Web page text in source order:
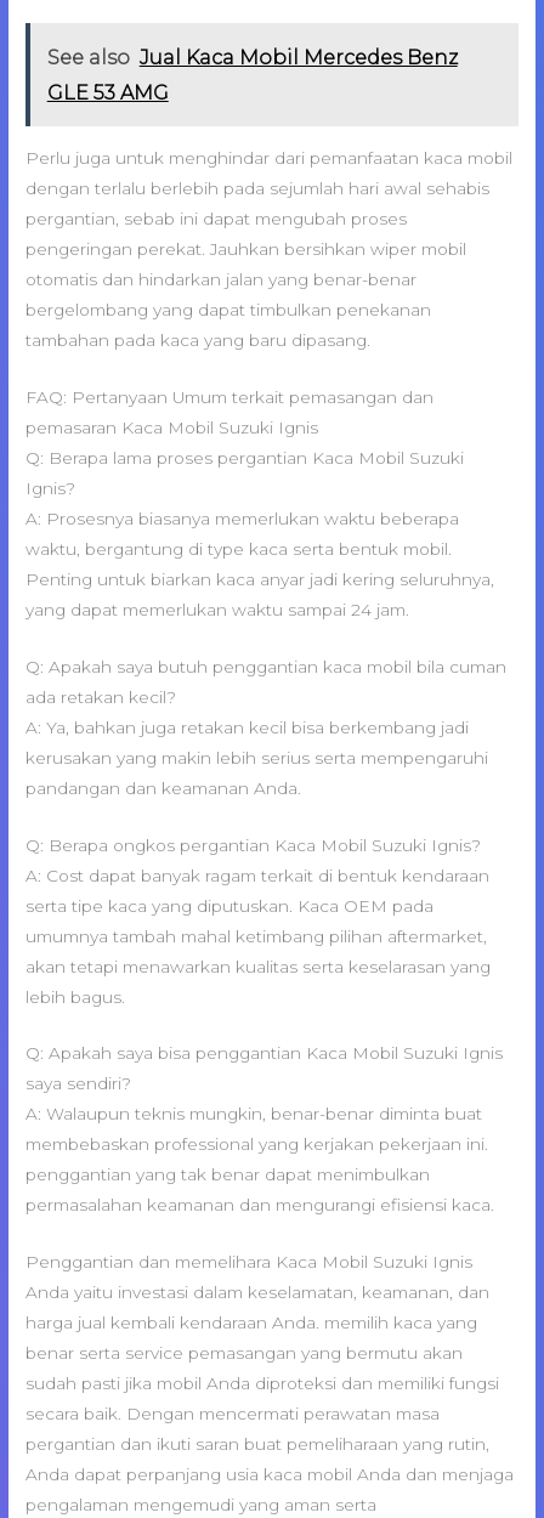
See also Jual Kaca Mobil Mercedes Benz
GLE 53 AMG
Perlu juga untuk menghindar dari pemanfaatan kaca mobil
dengan terlalu berlebih pada sejumlah hari awal sehabis
pergantian, sebab ini dapat mengubah proses
pengeringan perekat. Jauhkan bersihkan wiper mobil
otomatis dan hindarkan jalan yang benar-benar
bergelombang yang dapat timbulkan penekanan
tambahan pada kaca yang baru dipasang.
FAQ: Pertanyaan Umum terkait pemasangan dan
pemasaran Kaca Mobil Suzuki Ignis
Q: Berapa lama proses pergantian Kaca Mobil Suzuki
Ignis?
A: Prosesnya biasanya memerlukan waktu beberapa
waktu, bergantung di type kaca serta bentuk mobil.
Penting untuk biarkan kaca anyar jadi kering seluruhnya,
yang dapat memerlukan waktu sampai 24 jam.
Q: Apakah saya butuh penggantian kaca mobil bila cuman
ada retakan kecil?
A: Ya, bahkan juga retakan kecil bisa berkembang jadi
kerusakan yang makin lebih serius serta mempengaruhi
pandangan dan keamanan Anda.
Q: Berapa ongkos pergantian Kaca Mobil Suzuki Ignis?
A: Cost dapat banyak ragam terkait di bentuk kendaraan
serta tipe kaca yang diputuskan. Kaca OEM pada
umumnya tambah mahal ketimbang pilihan aftermarket,
akan tetapi menawarkan kualitas serta keselarasan yang
lebih bagus.
Q: Apakah saya bisa penggantian Kaca Mobil Suzuki Ignis
saya sendiri?
A: Walaupun teknis mungkin, benar-benar diminta buat
membebaskan professional yang kerjakan pekerjaan ini.
penggantian yang tak benar dapat menimbulkan
permasalahan keamanan dan mengurangi efisiensi kaca.
Penggantian dan memelihara Kaca Mobil Suzuki Ignis
Anda yaitu investasi dalam keselamatan, keamanan, dan
harga jual kembali kendaraan Anda. memilih kaca yang
benar serta service pemasangan yang bermutu akan
sudah pasti jika mobil Anda diproteksi dan memiliki fungsi
secara baik. Dengan mencermati perawatan masa
pergantian dan ikuti saran buat pemeliharaan yang rutin,
Anda dapat perpanjang usia kaca mobil Anda dan menjaga
pengalaman mengemudi yang aman serta